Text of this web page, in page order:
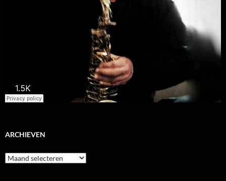
ARCHIEVEN
Archieven